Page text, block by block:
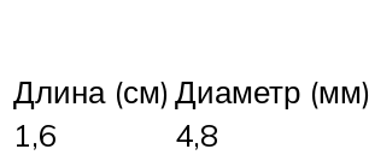
Длина (см) Диаметр (мм)
1,6
4,8